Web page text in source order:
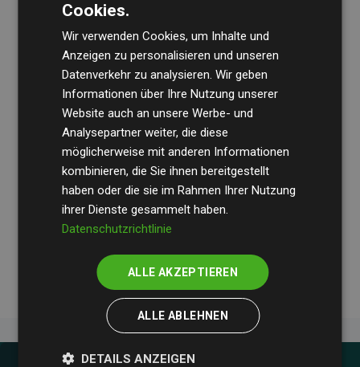
Die Wirtschaftsprüfungsgesellschaft BDOüberprüft
regelmäßig unsere Berechnungen und Methodik, um
Transparenz und Verlässlichkeit sicherzustellen.
Ihre Prüfungen belegen, dass unsere Investitionen in
Klimaschutzprojekte im Durchschnitt200 % der
geschätzten CO₂-Emissionender teilnehmenden
Websites kompensieren – ein klarer Nachweis für die
messbare Klimawirkung unseres Ansatzes.
Cookies.
Wir verwenden Cookies, um Inhalte und
Anzeigen zu personalisieren und unseren
Datenverkehr zu analysieren. Wir geben
Informationen über Ihre Nutzung unserer
Website auch an unsere Werbe- und
Analysepartner weiter, die diese
möglicherweise mit anderen Informationen
kombinieren, die Sie ihnen bereitgestellt
haben oder die sie im Rahmen Ihrer Nutzung
ihrer Dienste gesammelt haben.
Datenschutzrichtlinie
ALLE AKZEPTIEREN
ALLE ABLEHNEN
DETAILS ANZEIGEN